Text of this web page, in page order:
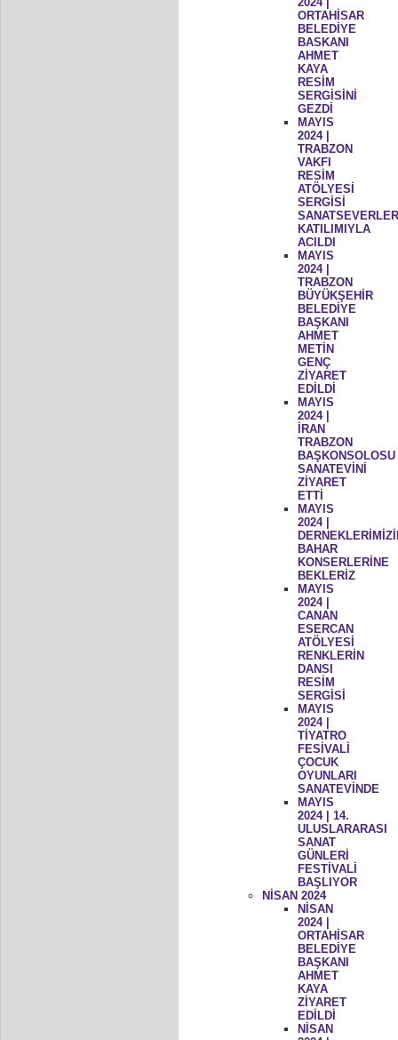
ORTAHİSAR
BELEDİYE
BASKANI
AHMET
KAYA
RESİM
SERGİSİNİ
GEZDİ
MAYIS
2024 |
TRABZON
VAKFI
RESİM
ATÖLYESİ
SERGİSİ
KATILIMIYLA
ACILDI
MAYIS
2024 |
TRABZON
BÜYÜKŞEHİR
BELEDİYE
BAŞKANI
AHMET
METİN
GENÇ
ZİYARET
EDİLDİ
MAYIS
2024 |
İRAN
TRABZON
BAŞKONSOLOSU
SANATEVİNİ
ZİYARET
ETTİ
MAYIS
2024 |
BAHAR
KONSERLERİNE
BEKLERİZ
MAYIS
2024 |
CANAN
ESERCAN
ATÖLYESİ
RENKLERİN
DANSI
RESİM
SERGİSİ
MAYIS
2024 |
TİYATRO
FESİVALİ
ÇOCUK
OYUNLARI
SANATEVİNDE
MAYIS
2024 | 14.
ULUSLARARASI
SANAT
GÜNLERİ
FESTİVALİ
BAŞLIYOR
NİSAN 2024
NİSAN
2024 |
ORTAHİSAR
BELEDİYE
BAŞKANI
AHMET
KAYA
ZİYARET
EDİLDİ
NİSAN